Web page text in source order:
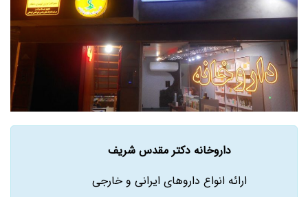
داروخانه دکتر مقدس شریف
ارائه انواع داروهای ایرانی و خارجی